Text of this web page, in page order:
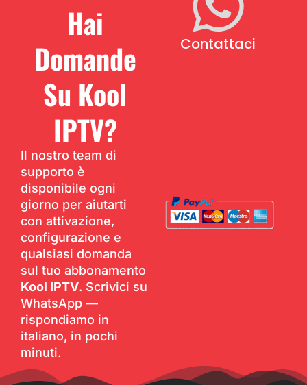
Hai
Domande
Su Kool
IPTV?
Il nostro team di
supporto è
disponibile ogni
giorno per aiutarti
con attivazione,
configurazione e
qualsiasi domanda
sul tuo abbonamento
Kool IPTV. Scrivici su
WhatsApp —
rispondiamo in
italiano, in pochi
minuti.
Contattaci